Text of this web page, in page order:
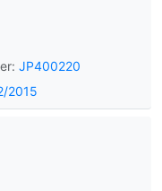
JP400220
2015